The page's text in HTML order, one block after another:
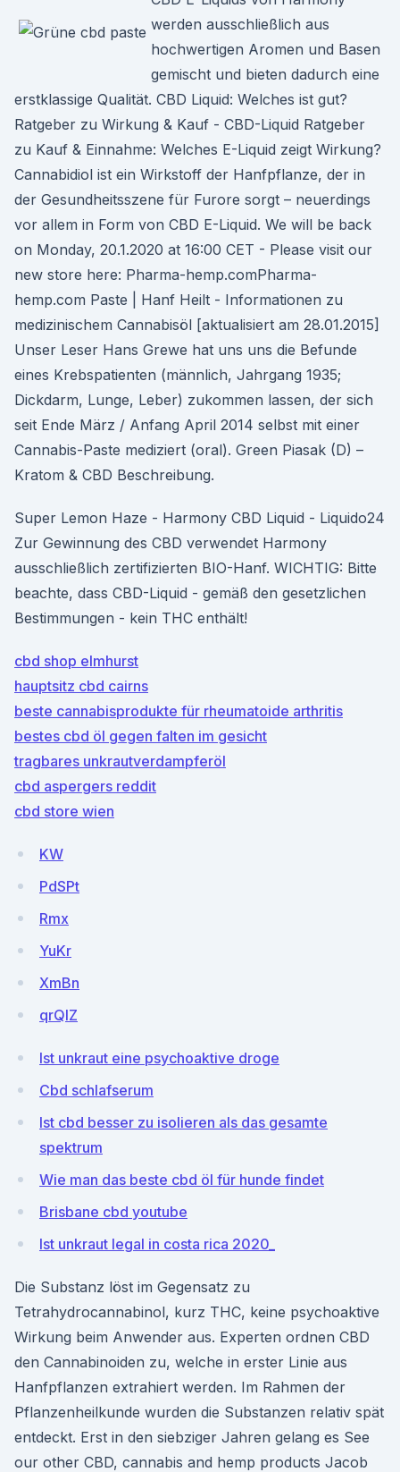
werden ausschließlich aus
hochwertigen Aromen und Basen
gemischt und bieten dadurch eine
erstklassige Qualität. CBD Liquid: Welches ist gut?
Ratgeber zu Wirkung & Kauf - CBD-Liquid Ratgeber
zu Kauf & Einnahme: Welches E-Liquid zeigt Wirkung?
Cannabidiol ist ein Wirkstoff der Hanfpflanze, der in
der Gesundheitsszene für Furore sorgt – neuerdings
vor allem in Form von CBD E-Liquid. We will be back
on Monday, 20.1.2020 at 16:00 CET - Please visit our
new store here: Pharma-hemp.comPharma-
hemp.com Paste | Hanf Heilt - Informationen zu
medizinischem Cannabisöl [aktualisiert am 28.01.2015]
Unser Leser Hans Grewe hat uns uns die Befunde
eines Krebspatienten (männlich, Jahrgang 1935;
Dickdarm, Lunge, Leber) zukommen lassen, der sich
seit Ende März / Anfang April 2014 selbst mit einer
Cannabis-Paste mediziert (oral). Green Piasak (D) –
Kratom & CBD Beschreibung.
Super Lemon Haze - Harmony CBD Liquid - Liquido24
Zur Gewinnung des CBD verwendet Harmony
ausschließlich zertifizierten BIO-Hanf. WICHTIG: Bitte
beachte, dass CBD-Liquid - gemäß den gesetzlichen
Bestimmungen - kein THC enthält!
cbd shop elmhurst
hauptsitz cbd cairns
beste cannabisprodukte für rheumatoide arthritis
bestes cbd öl gegen falten im gesicht
tragbares unkrautverdampferöl
cbd aspergers reddit
cbd store wien
KW
PdSPt
Rmx
YuKr
XmBn
qrQlZ
Ist unkraut eine psychoaktive droge
Cbd schlafserum
Ist cbd besser zu isolieren als das gesamte
spektrum
Wie man das beste cbd öl für hunde findet
Brisbane cbd youtube
Ist unkraut legal in costa rica 2020_
Die Substanz löst im Gegensatz zu
Tetrahydrocannabinol, kurz THC, keine psychoaktive
Wirkung beim Anwender aus. Experten ordnen CBD
den Cannabinoiden zu, welche in erster Linie aus
Hanfpflanzen extrahiert werden. Im Rahmen der
Pflanzenheilkunde wurden die Substanzen relativ spät
entdeckt. Erst in den siebziger Jahren gelang es See
our other CBD, cannabis and hemp products Jacob